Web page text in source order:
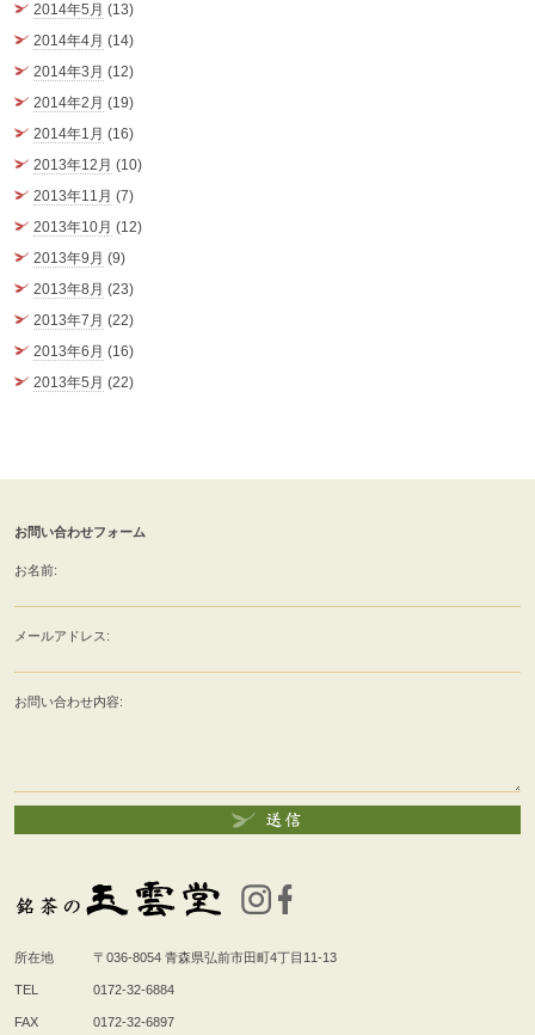
2014年5月 (13)
2014年4月 (14)
2014年3月 (12)
2014年2月 (19)
2014年1月 (16)
2013年12月 (10)
2013年11月 (7)
2013年10月 (12)
2013年9月 (9)
2013年8月 (23)
2013年7月 (22)
2013年6月 (16)
2013年5月 (22)
お問い合わせフォーム
お名前:
メールアドレス:
お問い合わせ内容:
所在地 〒036-8054 青森県弘前市田町4丁目11-13
TEL 0172-32-6884
FAX 0172-32-6897